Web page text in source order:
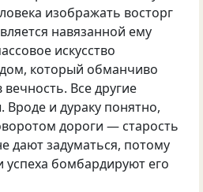
изображать восторг
навязанной ему
искусство
который обманчиво
Все другие
и дураку понятно,
дороги — старость
дают задуматься, потому
успеха бомбардируют его